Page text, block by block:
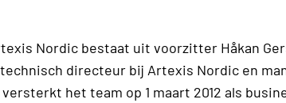
Nordic bestaat uit voorzitter Håkan
directeur bij Artexis Nordic en
het team op 1 maart 2012 als